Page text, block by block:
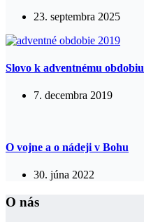
23. septembra 2025
Slovo k adventnému obdobiu
7. decembra 2019
O vojne a o nádeji v Bohu
30. júna 2022
O nás